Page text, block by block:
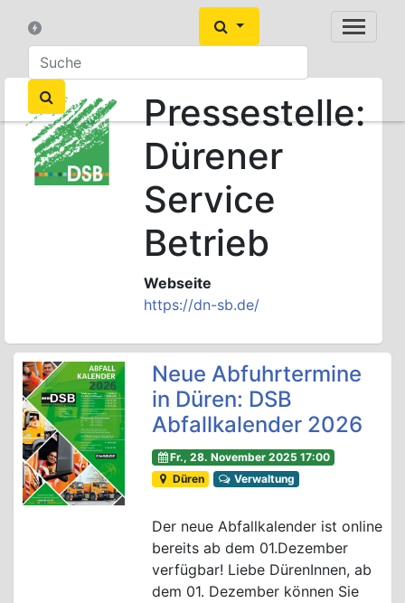
Pressestelle:
Dürener
Service
Betrieb
Webseite
https://dn-sb.de/
Neue Abfuhrtermine
in Düren: DSB
Abfallkalender 2026
Fr., 28. November 2025 17:00
Düren
Verwaltung
Der neue Abfallkalender ist online
bereits ab dem 01.Dezember
verfügbar! Liebe DürenInnen, ab
dem 01. Dezember können Sie